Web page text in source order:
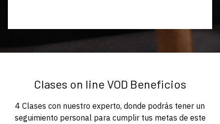
Clases on line VOD Beneficios
4 Clases con nuestro experto, donde podrás tener un
seguimiento personal para cumplir tus metas de este